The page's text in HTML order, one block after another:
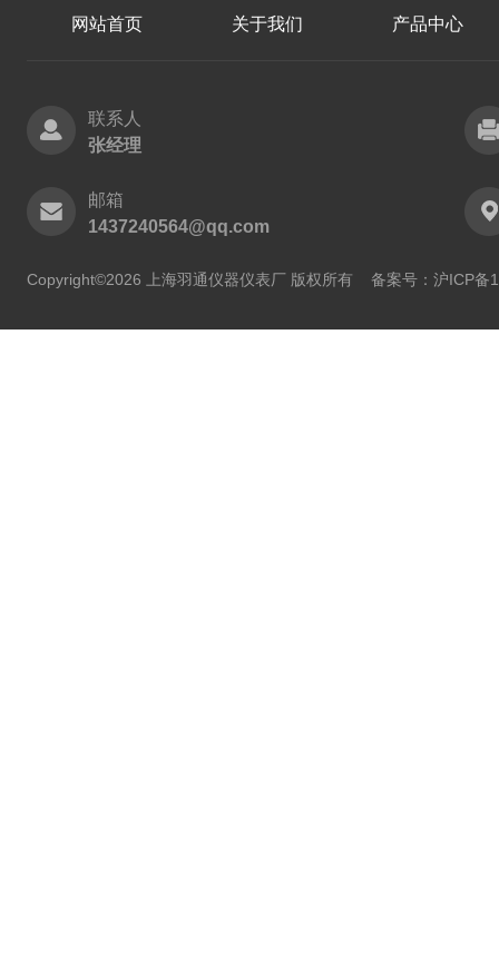
网站首页 关于我们 产品中心
联系人
张经理
邮箱
1437240564@qq.com
Copyright©2026 上海羽通仪器仪表厂 版权所有 备案号：沪ICP备